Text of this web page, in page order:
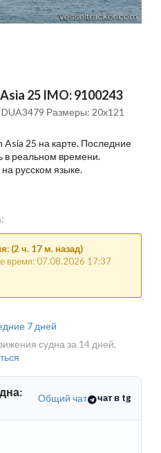
25 IMO: 9100243
Размеры: 20x121
25 на карте. Последние
в реальном времени.
русском языке.
(2 ч. 17 м. назад)
время: 07.08.2026 17:37
7 дней
судна за 14 дней,
Общий чат чат в tg